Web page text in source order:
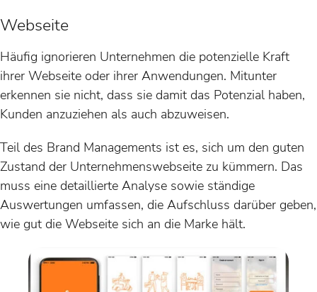
Webseite
Häufig ignorieren Unternehmen die potenzielle Kraft
ihrer Webseite oder ihrer Anwendungen. Mitunter
erkennen sie nicht, dass sie damit das Potenzial haben,
Kunden anzuziehen als auch abzuweisen.
Teil des Brand Managements ist es, sich um den guten
Zustand der Unternehmenswebseite zu kümmern. Das
muss eine detaillierte Analyse sowie ständige
Auswertungen umfassen, die Aufschluss darüber geben,
wie gut die Webseite sich an die Marke hält.